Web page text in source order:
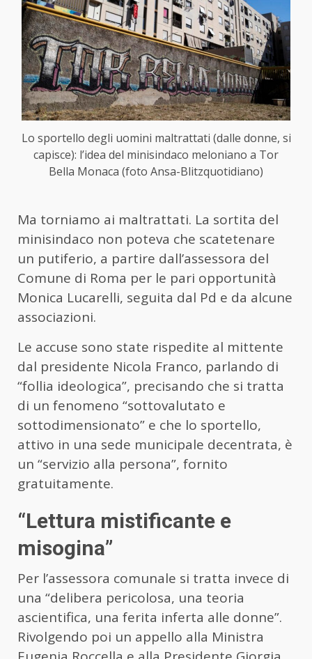
Lo sportello degli uomini maltrattati (dalle donne, si
capisce): l’idea del minisindaco meloniano a Tor
Bella Monaca (foto Ansa-Blitzquotidiano)
Ma torniamo ai maltrattati. La sortita del
minisindaco non poteva che scatetenare
un putiferio, a partire dall’assessora del
Comune di Roma per le pari opportunità
Monica Lucarelli, seguita dal Pd e da alcune
associazioni.
Le accuse sono state rispedite al mittente
dal presidente Nicola Franco, parlando di
“follia ideologica”, precisando che si tratta
di un fenomeno “sottovalutato e
sottodimensionato” e che lo sportello,
attivo in una sede municipale decentrata, è
un “servizio alla persona”, fornito
gratuitamente.
“Lettura mistificante e
misogina”
Per l’assessora comunale si tratta invece di
una “delibera pericolosa, una teoria
ascientifica, una ferita inferta alle donne”.
Rivolgendo poi un appello alla Ministra